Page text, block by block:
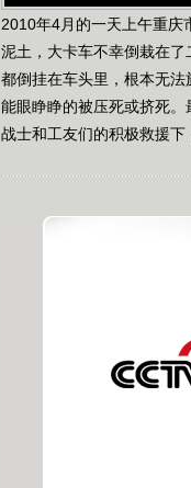
2010年4月的一天上午重庆
泥土，大卡车不幸倒栽在
都倒挂在车头里，根本无
能眼睁睁的被压死或挤死
战士和工友们的积极救援下